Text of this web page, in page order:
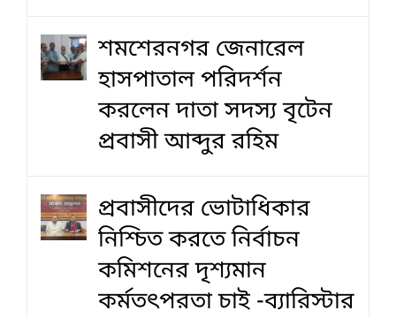
শমশেরনগর জেনারেল
হাসপাতাল পরিদর্শন
করলেন দাতা সদস্য বৃটেন
প্রবাসী আব্দুর রহিম
প্রবাসীদের ভোটাধিকার
নিশ্চিত করতে নির্বাচন
কমিশনের দৃশ‍্যমান
কর্মতৎপরতা চাই -ব্যারিস্টার